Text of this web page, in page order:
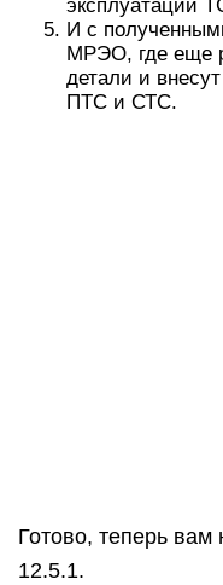
эксплуатации
И с
МРЭО, где еще
детали и
ПТС и СТС.
Готово, теперь
12.5.1.